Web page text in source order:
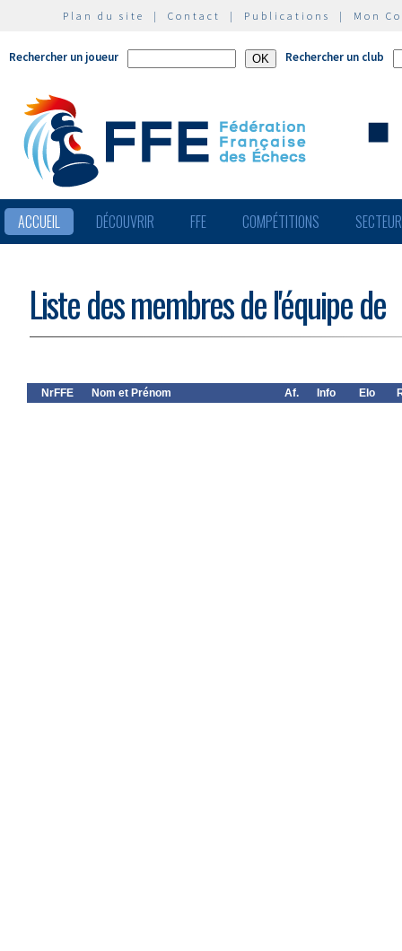
Plan du site | Contact | Publications | Mon
Rechercher un joueur Rechercher un club
ACCUEIL DÉCOUVRIR FFE COMPÉTITIONS
Liste des membres de l'équipe de
NrFFE Nom et Prénom Af. Info Elo